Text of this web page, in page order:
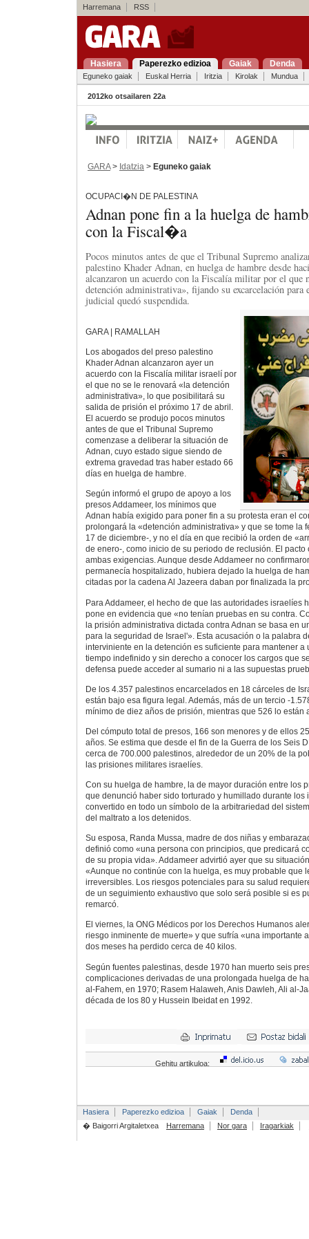
Harremana RSS
Hasiera Paperezko edizioa Gaiak Denda
Eguneko gaiak Euskal Herria Iritzia Kirolak Mundua
2012ko otsailaren 22a
GARA> Idatzia > Eguneko gaiak
OCUPACI�N DE PALESTINA
Adnan pone fin a la huelga de
con la Fiscal�a
Pocos minutos antes de que el Tribunal Supremo
palestino Khader Adnan, en huelga de hambre desde
alcanzaron un acuerdo con la Fiscalía militar por el que
detención administrativa», fijando su excarcelación
judicial quedó suspendida.
GARA | RAMALLAH
Los abogados del preso palestino
Khader Adnan alcanzaron ayer un
acuerdo con la Fiscalía militar israelí por
el que no se le renovará «la detención
administrativa», lo que posibilitará su
salida de prisión el próximo 17 de abril.
El acuerdo se produjo pocos minutos
antes de que el Tribunal Supremo
comenzase a deliberar la situación de
Adnan, cuyo estado sigue siendo de
extrema gravedad tras haber estado 66
días en huelga de hambre.
Según informó el grupo de apoyo a los
presos Addameer, los mínimos que
Adnan había exigido para poner fin a su protesta eran el
prolongará la «detención administrativa» y que se tome la
17 de diciembre-, y no el día en que recibió la orden de
de enero-, como inicio de su periodo de reclusión. El
ambas exigencias. Aunque desde Addameer no
permanecía hospitalizado, hubiera dejado la huelga de
citadas por la cadena Al Jazeera daban por finalizada la
Para Addameer, el hecho de que las autoridades israelíes
pone en evidencia que «no tenían pruebas en su contra.
la prisión administrativa dictada contra Adnan se basa en
para la seguridad de Israel'». Esta acusación o la palabra
interviniente en la detención es suficiente para mantener a
tiempo indefinido y sin derecho a conocer los cargos que
defensa puede acceder al sumario ni a las supuestas
De los 4.357 palestinos encarcelados en 18 cárceles de
están bajo esa figura legal. Además, más de un tercio -
mínimo de diez años de prisión, mientras que 526 lo están
Del cómputo total de presos, 166 son menores y de ellos
años. Se estima que desde el fin de la Guerra de los Seis
cerca de 700.000 palestinos, alrededor de un 20% de la
las prisiones militares israelíes.
Con su huelga de hambre, la de mayor duración entre los
que denunció haber sido torturado y humillado durante los
convertido en todo un símbolo de la arbitrariedad del
del maltrato a los detenidos.
Su esposa, Randa Mussa, madre de dos niñas y
definió como «una persona con principios, que predicará
de su propia vida». Addameer advirtió ayer que su
«Aunque no continúe con la huelga, es muy probable que
irreversibles. Los riesgos potenciales para su salud
de un seguimiento exhaustivo que solo será posible si es
remarcó.
El viernes, la ONG Médicos por los Derechos Humanos
riesgo inminente de muerte» y que sufría «una importante
dos meses ha perdido cerca de 40 kilos.
Según fuentes palestinas, desde 1970 han muerto seis
complicaciones derivadas de una prolongada huelga de
al-Fahem, en 1970; Rasem Halaweh, Anis Dawleh, Ali al-
década de los 80 y Hussein Ibeidat en 1992.
Gehitu artikuloa:
Hasiera Paperezko edizioa Gaiak
Denda
� Baigorri Argitaletxea
Harremana Nor gara Iragarkiak